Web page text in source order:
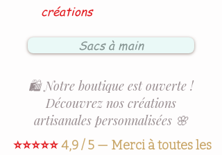
créations
Sacs à main
🛍️ Notre boutique est ouverte !
Découvrez nos créations
artisanales personnalisées 🌸
⭐⭐⭐⭐⭐4,9 / 5 — Merci à toutes les